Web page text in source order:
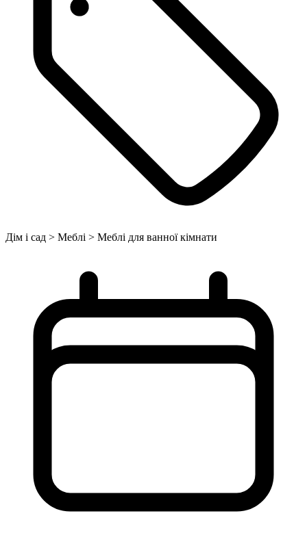
Дім і сад > Меблі > Меблі для ванної кімнати